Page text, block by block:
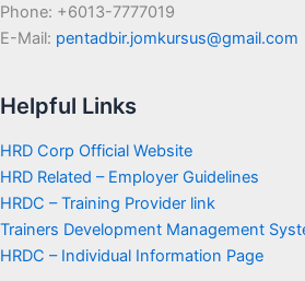
Phone: +6013-7777019
E-Mail: pentadbir.jomkursus@gmail.com
Helpful Links
HRD Corp Official Website
HRD Related – Employer Guidelines
HRDC – Training Provider link
Trainers Development Management
HRDC – Individual Information Page